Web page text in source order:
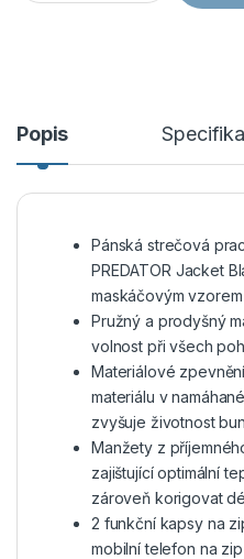
Popis
Pánská strečová
PREDATOR Jacket
maskáčovým vzorem
Pružný a prodyšný
volnost při všech
Materiálové
materiálu v
zvyšuje životnost
Manžety z
zajištující optimální
zároveň korigovat
2 funkční kapsy na
mobilní telefon na zip